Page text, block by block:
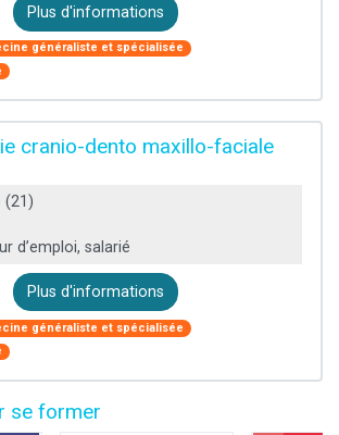
Plus d'informations
généraliste et spécialisée
cranio-dento maxillo-faciale
(21)
d’emploi, salarié
Plus d'informations
généraliste et spécialisée
se former